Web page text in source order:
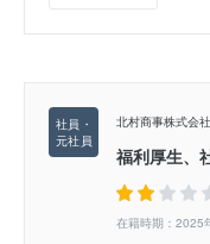
北村商事株式会
福利厚生、
在籍時期：2025